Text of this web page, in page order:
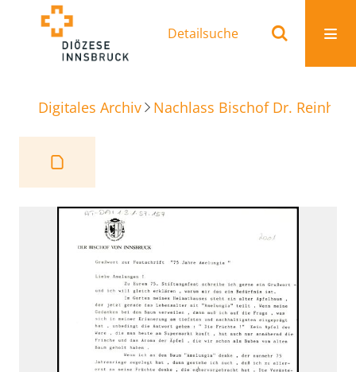
Detailsuche
Digitales Archiv Nachlass Bischof Dr.